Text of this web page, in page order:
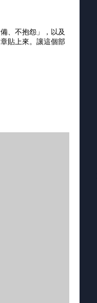
、不抱怨」，以及
貼上來。讓這個部